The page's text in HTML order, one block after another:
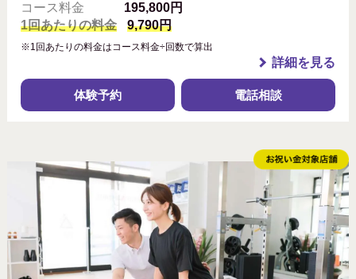
コース料金
195,800円
1回あたりの料金
9,790円
※1回あたりの料金はコース料金÷回数で算出
詳細を見る
体験予約 電話相談